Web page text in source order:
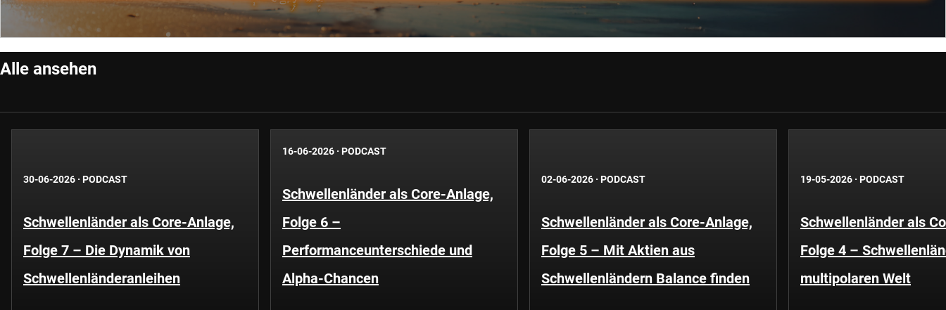
Alle ansehen
30-06-2026 · PODCAST
Schwellenländer als Core-Anlage,
Folge 7 – Die Dynamik von
Schwellenländeranleihen
16-06-2026 · PODCAST
Schwellenländer als Core-Anlage,
Folge 6 –
Performanceunterschiede und
Alpha-Chancen
02-06-2026 · PODCAST
Schwellenländer als Core-Anlage,
Folge 5 – Mit Aktien aus
Schwellenländern Balance finden
19-05-2026 · PODCAST
Schwellenländer als
Folge 4 –
multipolaren Welt